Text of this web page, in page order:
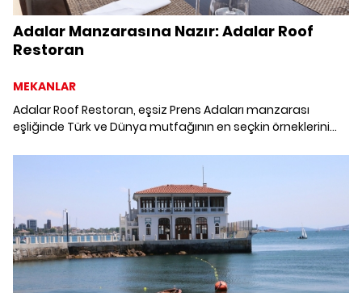
Adalar Manzarasına Nazır: Adalar Roof
Restoran
MEKANLAR
Adalar Roof Restoran, eşsiz Prens Adaları manzarası
eşliğinde Türk ve Dünya mutfağının en seçkin örneklerini